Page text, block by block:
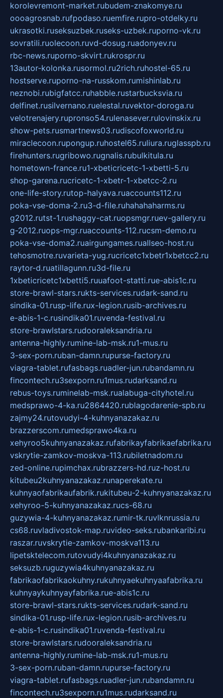
korolevremont-market.rubudem-znakomye.ru
oooagrosnab.rufpodaso.ruemfire.rupro-otdelky.ru
ukrasotki.ruseksuzbek.ruseks-uzbek.ruporno-vk.ru
sovratili.ruolecoon.ruvd-dosug.ruadonyev.ru
rbc-news.ruporno-skvirt.rukrospr.ru
13autor-kolonka.rusormol.ru2rich.ruhostel-65.ru
hostserve.ruporno-na-russkom.rumishinlab.ru
neznobi.rubigfatcc.ruhabble.rustarbucksvia.ru
delfinet.rusilvernano.ruelestal.ruvektor-doroga.ru
velotrenajery.rupronso54.rulenasever.rulovinskix.ru
show-pets.rusmartnews03.rudiscofoxworld.ru
miraclecoon.rupongup.ruhostel65.ruliura.ruglasspb.ru
firehunters.rugribowo.rugnalis.rubulkitula.ru
hometown-france.ru1-xbeticricetc-1-xbetti-5.ru
shop-garena.rucricetc-1-xbetr-1-xbetcc-2.ru
one-life-story.rutop-halyava.ruaccounts112.ru
poka-vse-doma-2.ru3-d-file.ruhahahaharms.ru
g2012.rutst-1.rushaggy-cat.ruopsmgr.ruev-gallery.ru
g-2012.ruops-mgr.ruaccounts-112.rucsm-demo.ru
poka-vse-doma2.ruairgungames.ruallseo-host.ru
tehosmotre.ruvarieta-yug.rucricetc1xbetr1xbetcc2.ru
raytor-d.ruatillagunn.ru3d-file.ru
1xbeticricetc1xbetti5.ruuafoot-statti.rue-abis1c.ru
store-brawl-stars.rukts-services.rudark-sand.ru
sindika-01.rusp-life.rux-legion.rusib-archives.ru
e-abis-1-c.rusindika01.ruvenda-festival.ru
store-brawlstars.rudooraleksandria.ru
antenna-highly.rumine-lab-msk.ru1-mus.ru
3-sex-porn.ruban-damn.rupurse-factory.ru
viagra-tablet.rufasbags.ruadler-jun.rubandamn.ru
fincontech.ru3sexporn.ru1mus.rudarksand.ru
rebus-toys.ruminelab-msk.rualabuga-cityhotel.ru
medsprawo-4-ka.ru2864420.rublagodarenie-spb.ru
zajmy24.rutovudyi-4-kuhnyanazakaz.ru
brazzerscom.rumedsprawo4ka.ru
xehyroo5kuhnyanazakaz.rufabrikayfabrikaefabrika.ru
vskrytie-zamkov-moskva-113.rubiletnadom.ru
zed-online.rupimchax.rubrazzers-hd.ruz-host.ru
kitubeu2kuhnyanazakaz.runaperekate.ru
kuhnyaofabrikaufabrik.rukitubeu-2-kuhnyanazakaz.ru
xehyroo-5-kuhnyanazakaz.rucs-68.ru
guzywia-4-kuhnyanazakaz.rumir-tk.ruvlknrussia.ru
cs68.ruvladivostok-map.ruvideo-seks.rubankaribi.ru
raszar.ruvskrytie-zamkov-moskva113.ru
lipetsktelecom.rutovudyi4kuhnyanazakaz.ru
seksuzb.ruguzywia4kuhnyanazakaz.ru
fabrikaofabrikaokuhny.rukuhnyaekuhnyaafabrika.ru
kuhnyaykuhnyayfabrika.rue-abis1c.ru
store-brawl-stars.rukts-services.rudark-sand.ru
sindika-01.rusp-life.rux-legion.rusib-archives.ru
e-abis-1-c.rusindika01.ruvenda-festival.ru
store-brawlstars.rudooraleksandria.ru
antenna-highly.rumine-lab-msk.ru1-mus.ru
3-sex-porn.ruban-damn.rupurse-factory.ru
viagra-tablet.rufasbags.ruadler-jun.rubandamn.ru
fincontech.ru3sexporn.ru1mus.rudarksand.ru